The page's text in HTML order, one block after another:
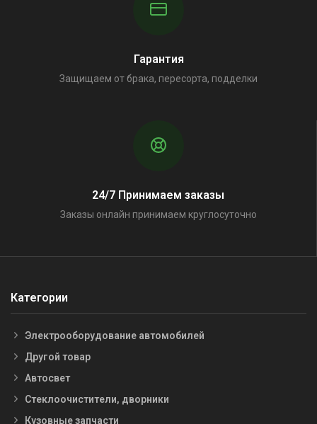
Гарантия
Защищаем от брака, пересорта, подделки
24/7 Принимаем заказы
Заказы онлайн принимаем круглосуточно
Категории
Электрооборудование автомобилей
Другой товар
Автосвет
Стеклоочистители, дворники
Кузовные запчасти